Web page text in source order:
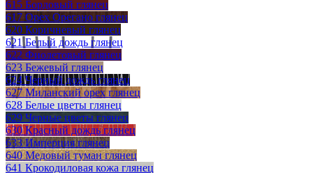
615 Бордовый глянец
617 Орех Орегано глянец
620 Коричневый глянец
621 Белый дождь глянец
622 Фиолетовый глянец
623 Бежевый глянец
624 Черный дождь глянец
627 Миланский орех глянец
628 Белые цветы глянец
629 Черные цветы глянец
630 Красный дождь глянец
633 Имперция глянец
640 Медовый туман глянец
641 Крокодиловая кожа глянец